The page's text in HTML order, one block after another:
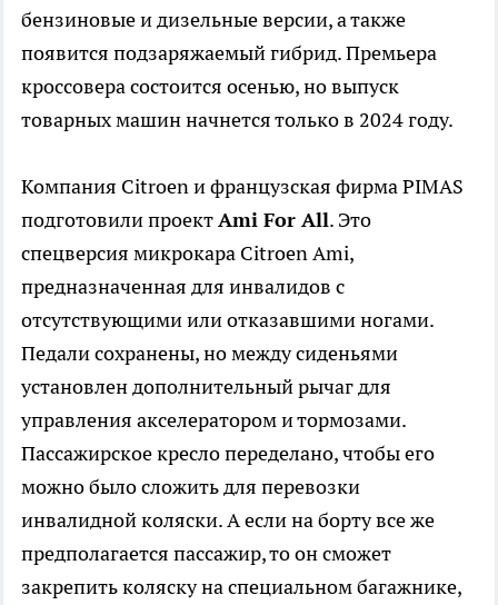
бензиновые и дизельные версии, а также
появится подзаряжаемый гибрид. Премьера
кроссовера состоится осенью, но выпуск
товарных машин начнется только в 2024 году.
Компания Citroen и французская фирма PIMAS
подготовили проектAmi For All. Это
спецверсия микрокара Citroen Ami,
предназначенная для инвалидов с
отсутствующими или отказавшими ногами.
Педали сохранены, но между сиденьями
установлен дополнительный рычаг для
управления акселератором и тормозами.
Пассажирское кресло переделано, чтобы его
можно было сложить для перевозки
инвалидной коляски. А если на борту все же
предполагается пассажир, то он сможет
закрепить коляску на специальном багажнике,